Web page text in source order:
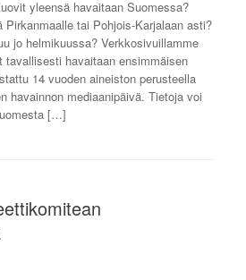
yleensä havaitaan Suomessa?
tai Pohjois-Karjalaan asti?
jo helmikuussa? Verkkosivuillamme
tavallisesti havaitaan ensimmäisen
14 vuoden aineiston perusteella
havainnon mediaanipäivä. Tietoja voi
[…]